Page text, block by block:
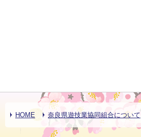
HOME 奈良県遊技業協同組合について